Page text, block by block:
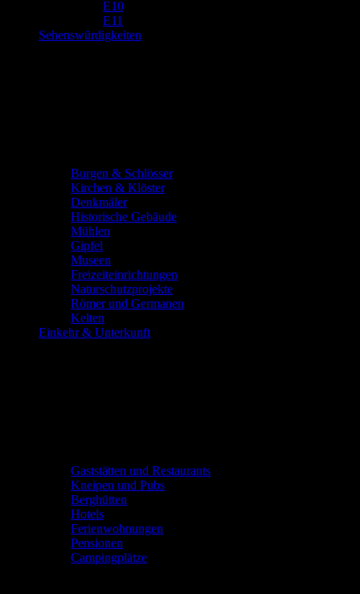
E10
E11
Sehenswürdigkeiten
Burgen & Schlösser
Kirchen & Klöster
Denkmäler
Historische Gebäude
Mühlen
Gipfel
Museen
Freizeiteinrichtungen
Naturschutzprojekte
Römer und Germanen
Kelten
Einkehr & Unterkunft
Gaststätten und Restaurants
Kneipen und Pubs
Berghütten
Hotels
Ferienwohnungen
Pensionen
Campingplätze